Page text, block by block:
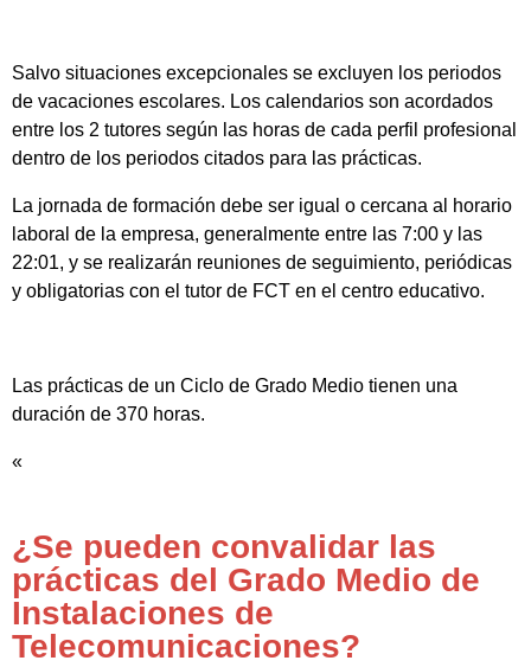
Salvo situaciones excepcionales se excluyen los periodos
de vacaciones escolares. Los calendarios son acordados
entre los 2 tutores según las horas de cada perfil profesional
dentro de los periodos citados para las prácticas.
La jornada de formación debe ser igual o cercana al horario
laboral de la empresa, generalmente entre las 7:00 y las
22:01, y se realizarán reuniones de seguimiento, periódicas
y obligatorias con el tutor de FCT en el centro educativo.
Las prácticas de un Ciclo de Grado Medio tienen una
duración de 370 horas.
«
¿Se pueden convalidar las
prácticas del Grado Medio de
Instalaciones de
Telecomunicaciones?